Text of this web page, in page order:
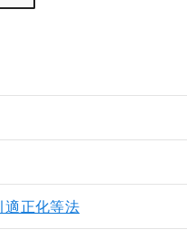
適正化等法